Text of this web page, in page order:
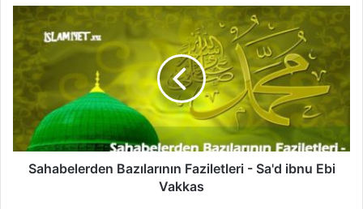
e
r
Sahabelerden Bazılarının Faziletleri - Sa'd ibnu Ebi
Vakkas